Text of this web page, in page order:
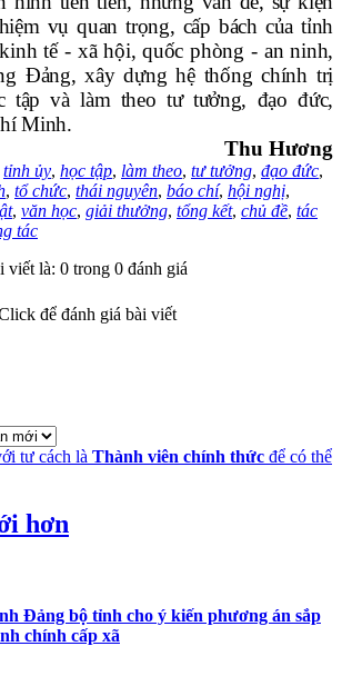
vụ quan trọng, cấp bách của tỉnh
tế - xã hội, quốc phòng - an ninh,
Đảng, xây dựng hệ thống chính trị
tập và làm theo tư tưởng, đạo đức,
Minh.
Thu Hương
tỉnh ủy, học tập, làm theo, tư tưởng, đạo đức,
, tổ chức, thái nguyên, báo chí, hội nghị,
, văn học, giải thưởng, tổng kết, chủ đề, tác
tác
viết là: 0 trong 0 đánh giá
để đánh giá bài viết
tư cách là Thành viên chính thức để có thể
hơn
Đảng bộ tỉnh cho ý kiến phương án sắp
chính cấp xã